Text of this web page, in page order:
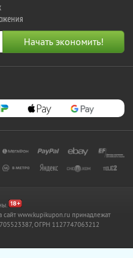
сайт www.kupikupon.ru принадлежат
ОГРН 1127747063212